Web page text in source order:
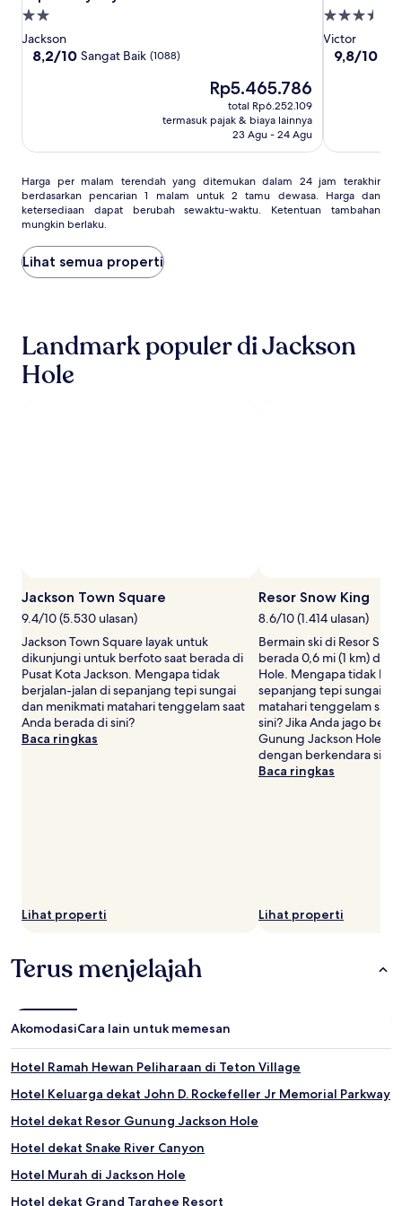
8
by
Wyndham
Jackson
8
by
Wyndham
Jackson
Properti
bintang
2.0
Jackson
8.2
8,2/10 Sangat Baik (1088)
Harga
sekarang
Rp5.465.786
Rp5.465.786
total Rp6.252.109
termasuk pajak & biaya lainnya
23 Agu - 24 Agu
Creek
Ranch
Properti
bintang
3.5
Victor
9.8
9,8/10
Harga
per
malam
terendah
yang
ditemukan
dalam
berdasarkan
pencarian
tambahan
mungkin
Harga per malam terendah yang ditemukan dalam 24 jam terakhir
berdasarkan pencarian 1 malam untuk 2 tamu dewasa. Harga dan
ketersediaan dapat berubah sewaktu-waktu. Ketentuan tambahan
mungkin berlaku.
Lihat semua properti
Landmark populer di Jackson
Hole
Jackson Town Square
9.4/10 (5.530 ulasan)
Jackson Town Square layak untuk
dikunjungi untuk berfoto saat berada di
Pusat Kota Jackson. Mengapa tidak
berjalan-jalan di sepanjang tepi sungai
dan menikmati matahari tenggelam saat
Anda berada di sini?
Baca ringkas
Lihat properti
Resor Snow King
8.6/10 (1.414 ulasan)
Bermain ski di Resor
berada 0,6 mi (1 km) dari
Hole. Mengapa tidak
sepanjang tepi sungai
matahari tenggelam saat
sini? Jika Anda jago
Gunung Jackson Hole
dengan berkendara
Baca ringkas
Lihat properti
Terus menjelajah
AkomodasiCara lain untuk memesan
Hotel Ramah Hewan Peliharaan di Teton Village
Hotel Keluarga dekat John D. Rockefeller Jr Memorial Parkway
Hotel dekat Resor Gunung Jackson Hole
Hotel dekat Snake River Canyon
Hotel Murah di Jackson Hole
Hotel dekat Grand Targhee Resort